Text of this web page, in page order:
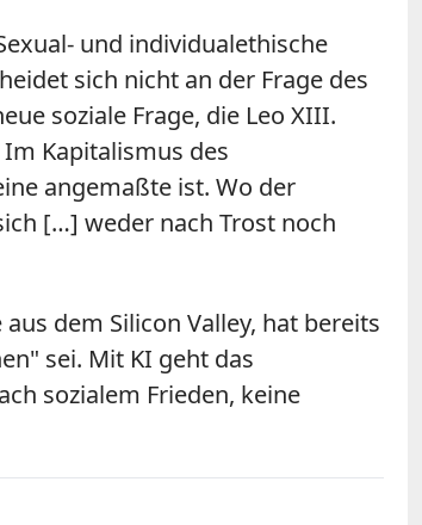
und individualethische
sich nicht an der Frage des
soziale Frage, die Leo XIII.
Kapitalismus des
angemaßte ist. Wo der
[…] weder nach Trost noch
dem Silicon Valley, hat bereits
sei. Mit KI geht das
sozialem Frieden, keine